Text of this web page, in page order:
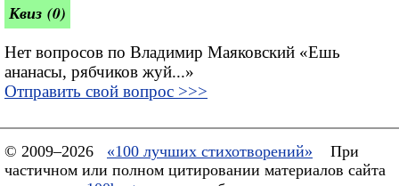
Квиз (0)
Нет вопросов по Владимир Маяковский «Ешь
ананасы, рябчиков жуй...»
Отправить свой вопрос >>>
© 2009–2026 «100 лучших стихотворений»
При
частичном или полном цитировании материалов сайта